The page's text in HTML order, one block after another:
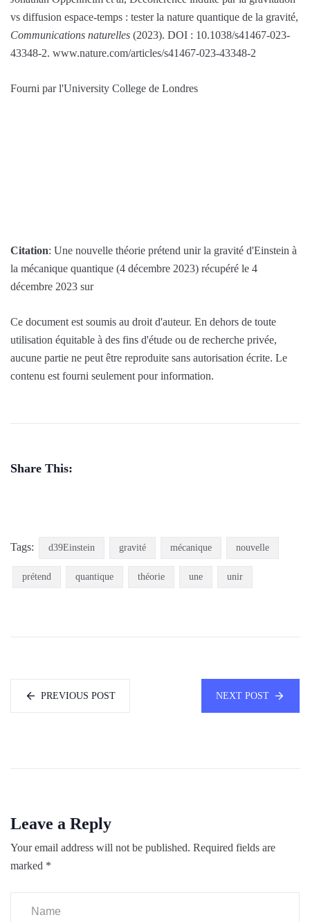
vs diffusion espace-temps : tester la nature quantique de la gravité,
Communications naturelles (2023). DOI : 10.1038/s41467-023-
43348-2. www.nature.com/articles/s41467-023-43348-2
Fourni par l'University College de Londres
Citation: Une nouvelle théorie prétend unir la gravité d'Einstein à
la mécanique quantique (4 décembre 2023) récupéré le 4
décembre 2023 sur
Ce document est soumis au droit d'auteur. En dehors de toute
utilisation équitable à des fins d'étude ou de recherche privée,
aucune partie ne peut être reproduite sans autorisation écrite. Le
contenu est fourni seulement pour information.
Share This:
Tags: d39Einstein gravité mécanique nouvelle
prétend quantique théorie une unir
PREVIOUS POST NEXT POST
Leave a Reply
Your email address will not be published. Required fields are
marked *